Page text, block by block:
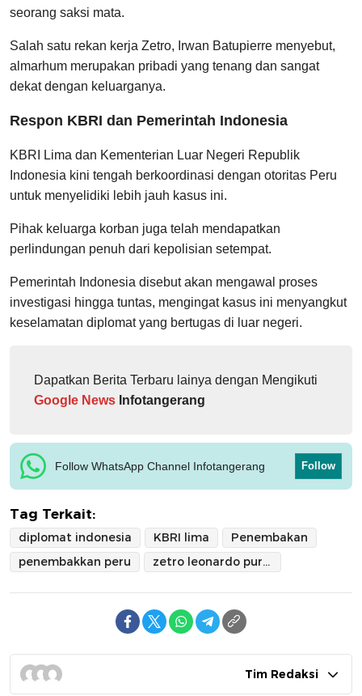
seorang saksi mata.
Salah satu rekan kerja Zetro, Irwan Batupierre menyebut,
almarhum merupakan pribadi yang tenang dan sangat
dekat dengan keluarganya.
Respon KBRI dan Pemerintah Indonesia
KBRI Lima dan Kementerian Luar Negeri Republik
Indonesia kini tengah berkoordinasi dengan otoritas Peru
untuk menyelidiki lebih jauh kasus ini.
Pihak keluarga korban juga telah mendapatkan
perlindungan penuh dari kepolisian setempat.
Pemerintah Indonesia disebut akan mengawal proses
investigasi hingga tuntas, mengingat kasus ini menyangkut
keselamatan diplomat yang bertugas di luar negeri.
Dapatkan Berita Terbaru lainya dengan Mengikuti
Google News Infotangerang
Follow WhatsApp Channel Infotangerang Follow
Tag Terkait:
diplomat indonesia KBRI lima
Penembakan
penembakkan peru
zetro leonardo purba
Tim Redaksi